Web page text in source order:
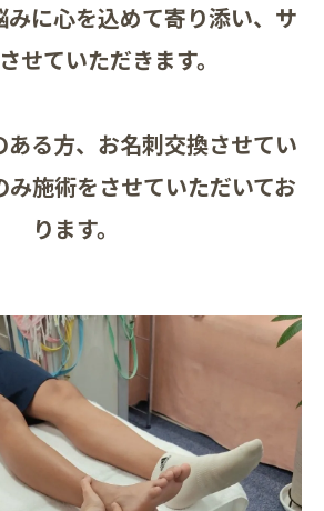
みに心を込めて寄り添い、サ
せていただきます。
る方、お名刺交換させてい
み施術をさせていただいてお
ります。